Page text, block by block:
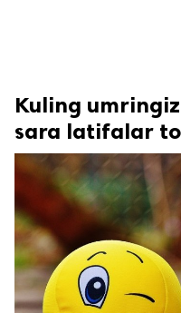
Kuling
sara latifalar